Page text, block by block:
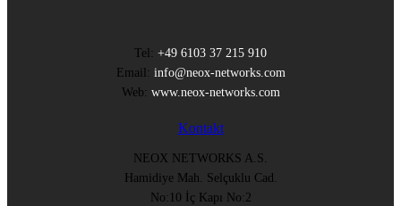
Tel: +49 6103 37 215 910
Email: info@neox-networks.com
Web: www.neox-networks.com
Kontakt
NEOX NETWORKS A.S.
Hamidiye Mah. Selçuklu Cad.
No:10 İç Kapı No:2